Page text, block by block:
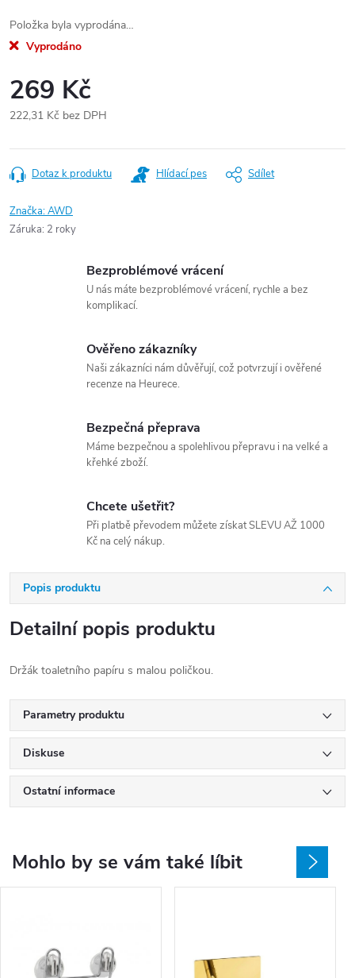
Položka byla vyprodána…
Vyprodáno
269 Kč
222,31 Kč bez DPH
cena:
Dotaz k produktu Hlídací pes Sdílet
Značka:AWD
Záruka: 2 roky
Bezproblémové vrácení
U nás máte bezproblémové vrácení, rychle a bez
komplikací.
Ověřeno zákazníky
Naši zákazníci nám důvěřují, což potvrzují i ověřené
recenze na Heurece.
Bezpečná přeprava
Máme bezpečnou a spolehlivou přepravu i na velké a
křehké zboží.
Chcete ušetřit?
Při platbě převodem můžete získat SLEVU AŽ 1000
Kč na celý nákup.
Popis produktu
Detailní popis produktu
Držák toaletního papíru s malou poličkou.
Parametry produktu
Diskuse
Ostatní informace
Mohlo by se vám také líbit